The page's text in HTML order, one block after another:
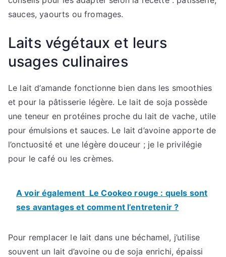
sauces, yaourts ou fromages.
Laits végétaux et leurs
usages culinaires
Le lait d’amande fonctionne bien dans les smoothies
et pour la pâtisserie légère. Le lait de soja possède
une teneur en protéines proche du lait de vache, utile
pour émulsions et sauces. Le lait d’avoine apporte de
l’onctuosité et une légère douceur ; je le privilégie
pour le café ou les crèmes.
A voir également Le Cookeo rouge : quels sont
ses avantages et comment l’entretenir ?
Pour remplacer le lait dans une béchamel, j’utilise
souvent un lait d’avoine ou de soja enrichi, épaissi